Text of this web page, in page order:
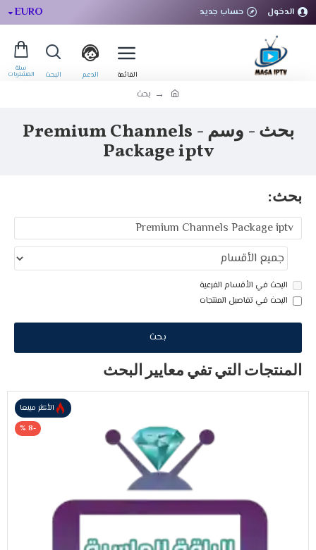
الدخول حساب جديد EURO
بحث
بحث - وسم - Premium Channels
Package iptv
بحث:
البحث في الأقسام الفرعية
البحث في تفاصيل المنتجات
بحث
المنتجات التي تفي معايير البحث
الأكثر مبيعا
-8 %